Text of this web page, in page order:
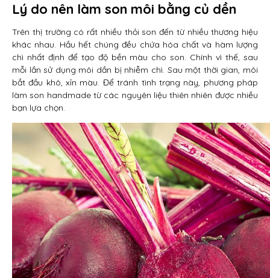
Lý do nên làm son môi bằng củ dền
Trên thị trường có rất nhiều thỏi son đến từ nhiều thương hiệu
khác nhau. Hầu hết chúng đều chứa hóa chất và hàm lượng
chì nhất định để tạo độ bền màu cho son. Chính vì thế, sau
mỗi lần sử dụng môi dần bị nhiễm chì. Sau một thời gian, môi
bắt đầu khô, xỉn màu. Để tránh tình trạng này, phương pháp
làm son handmade từ các nguyên liệu thiên nhiên được nhiều
bạn lựa chọn.